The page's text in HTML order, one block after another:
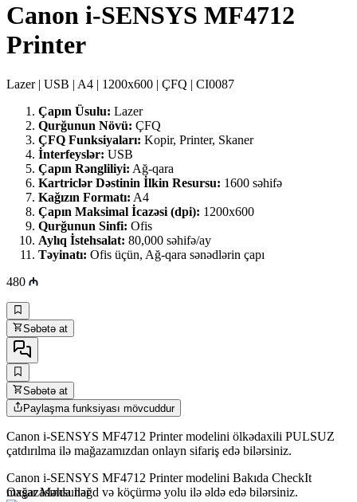
Canon i-SENSYS MF4712
Printer
Lazer | USB | A4 | 1200x600 | ÇFQ | CI0087
Çapın Üsulu: Lazer
Qurğunun Növü: ÇFQ
ÇFQ Funksiyaları: Kopir, Printer, Skaner
İnterfeyslər: USB
Çapın Rəngliliyi: Ağ-qara
Kartriclər Dəstinin İlkin Resursu: 1600 səhifə
Kağızın Formatı: A4
Çapın Maksimal İcazəsi (dpi): 1200x600
Qurğunun Sinfi: Ofis
Aylıq İstehsalat: 80,000 səhifə/ay
Təyinatı: Ofis üçün, Ağ-qara sənədlərin çapı
480
Səbətə at
Səbətə at
Paylaşma funksiyası mövcuddur
Canon i-SENSYS MF4712 Printer modelini ölkədaxili PULSUZ
çatdırılma ilə mağazamızdan onlayn sifariş edə bilərsiniz.
Canon i-SENSYS MF4712 Printer modelini Bakıda CheckIt
mağazasında nəğd və köçürmə yolu ilə əldə edə bilərsiniz.
Oxşar Məhsullar